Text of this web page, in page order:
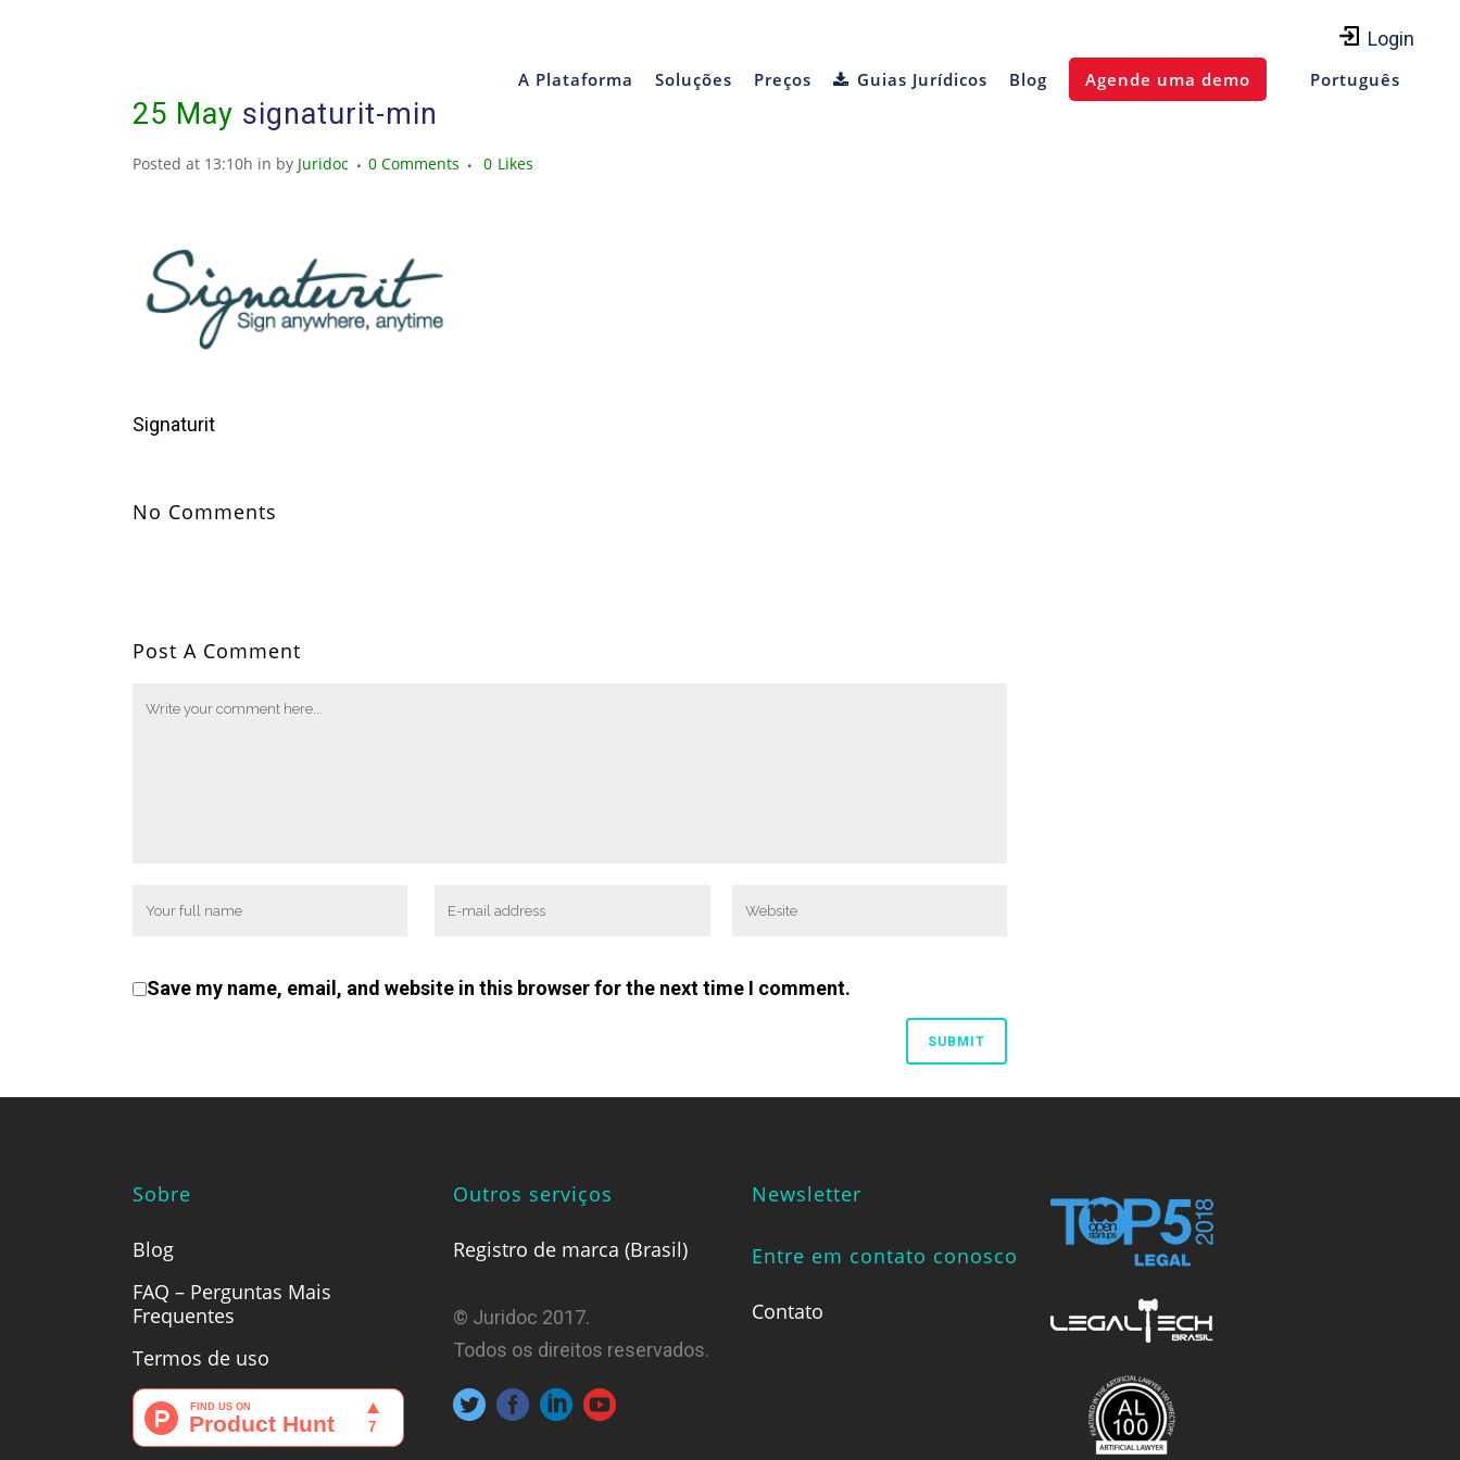
Login
A Plataforma Soluções Preços Guias Jurídicos Blog Agende uma demo Português
25 May signaturit-min
Posted at 13:10h in by Juridoc 0 Comments 0 Likes
Signaturit
No Comments
Post A Comment
Save my name, email, and website in this browser for the next time I comment.
Sobre
Blog
FAQ – Perguntas Mais
Frequentes
Termos de uso
Outros serviços
Registro de marca (Brasil)
© Juridoc 2017.
Todos os direitos reservados.
Newsletter
Entre em contato conosco
Contato